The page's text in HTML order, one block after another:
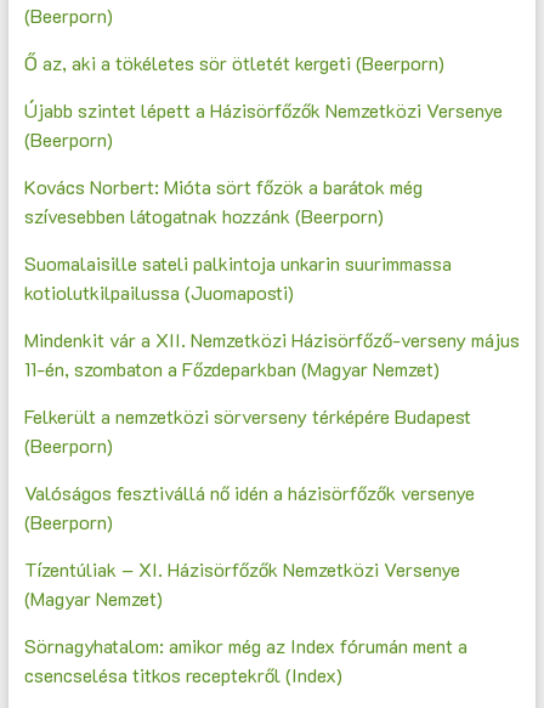
(Beerporn)
Ő az, aki a tökéletes sör ötletét kergeti (Beerporn)
Újabb szintet lépett a Házisörfőzők Nemzetközi Versenye
(Beerporn)
Kovács Norbert: Mióta sört főzök a barátok még
szívesebben látogatnak hozzánk (Beerporn)
Suomalaisille sateli palkintoja unkarin suurimmassa
kotiolutkilpailussa (Juomaposti)
Mindenkit vár a XII. Nemzetközi Házisörfőző-verseny május
11-én, szombaton a Főzdeparkban (Magyar Nemzet)
Felkerült a nemzetközi sörverseny térképére Budapest
(Beerporn)
Valóságos fesztivállá nő idén a házisörfőzők versenye
(Beerporn)
Tízentúliak – XI. Házisörfőzők Nemzetközi Versenye
(Magyar Nemzet)
Sörnagyhatalom: amikor még az Index fórumán ment a
csencselésa titkos receptekről (Index)